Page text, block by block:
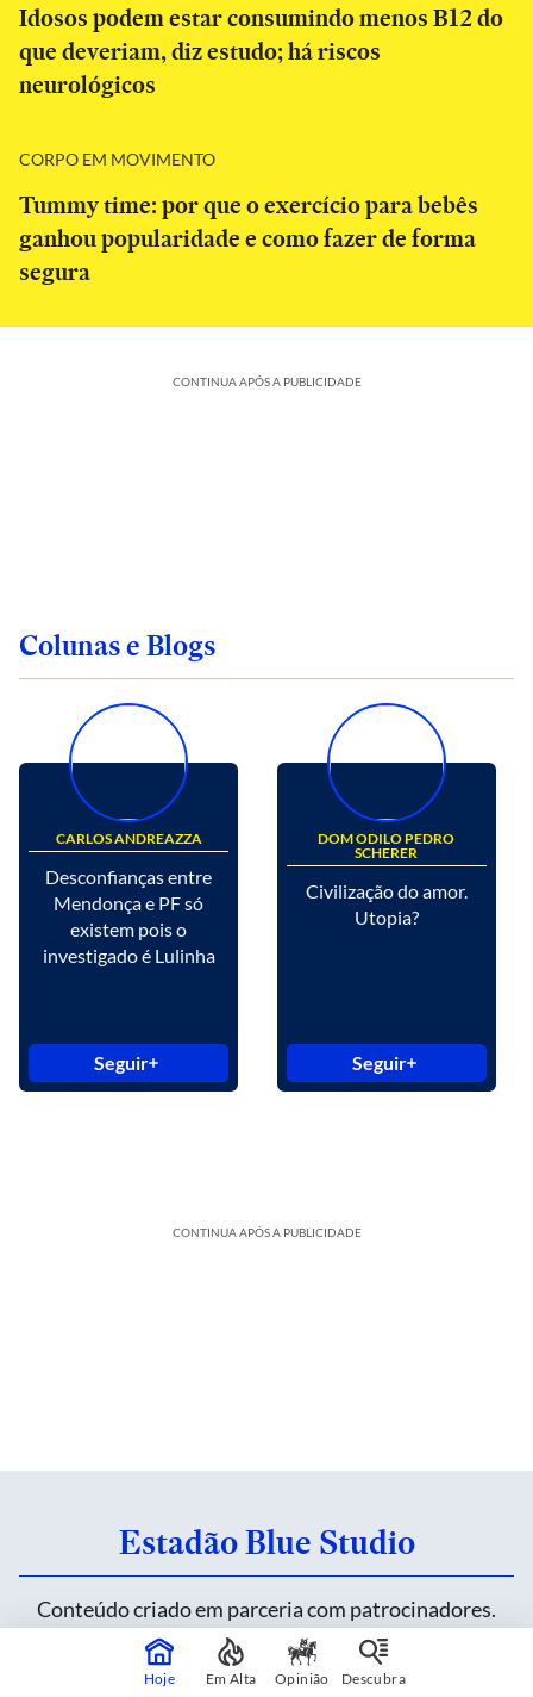
Idosos podem estar consumindo menos B12 do
que deveriam, diz estudo; há riscos
neurológicos
CORPO EM MOVIMENTO
Tummy time: por que o exercício para bebês
ganhou popularidade e como fazer de forma
segura
CONTINUA APÓS A PUBLICIDADE
Colunas e Blogs
CARLOS ANDREAZZA
Desconfianças entre
Mendonça e PF só
existem pois o
investigado é Lulinha
Seguir
DOM ODILO PEDRO
SCHERER
Civilização do amor.
Utopia?
Seguir
CONTINUA APÓS A PUBLICIDADE
Estadão Blue Studio
Conteúdo criado em parceria com patrocinadores.
Saiba mais
Hoje Em Alta Opinião Descubra